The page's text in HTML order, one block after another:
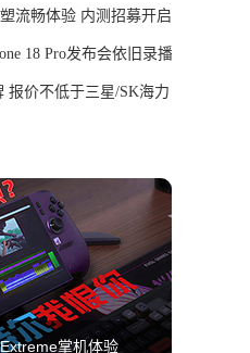
流畅体验 内测招募开启
18 Pro发布会依旧录播
报价不低于三星/SK海力
掌机体验